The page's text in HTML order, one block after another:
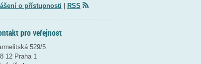
o přístupnosti RSS
pro veřejnost
529/5
12 Praha 1